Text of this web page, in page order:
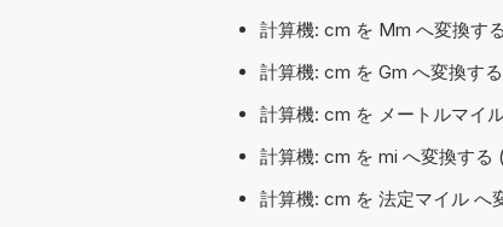
計算機: cm を Mm へ変換す
計算機: cm を Gm へ変換す
計算機: cm を メートルマイ
計算機: cm を mi へ変換する
計算機: cm を 法定マイル へ